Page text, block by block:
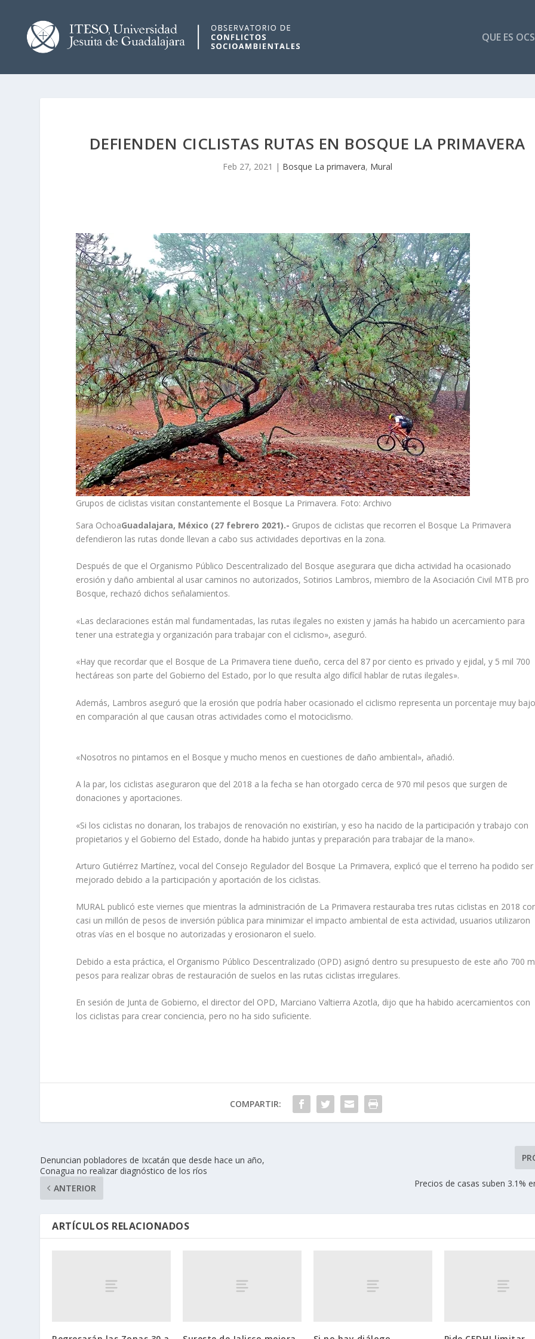
QUE ES
DEFIENDEN CICLISTAS RUTAS EN BOSQUE LA PRIMAVERA
Feb 27, 2021 | Bosque La primavera, Mural
Grupos de ciclistas visitan constantemente el Bosque La Primavera. Foto: Archivo
Sara OchoaGuadalajara, México (27 febrero 2021).- Grupos de ciclistas que recorren el Bosque La Primavera
defendieron las rutas donde llevan a cabo sus actividades deportivas en la zona.
Después de que el Organismo Público Descentralizado del Bosque asegurara que dicha actividad ha ocasionado
erosión y daño ambiental al usar caminos no autorizados, Sotirios Lambros, miembro de la Asociación Civil MTB pro
Bosque, rechazó dichos señalamientos.
«Las declaraciones están mal fundamentadas, las rutas ilegales no existen y jamás ha habido un acercamiento para
tener una estrategia y organización para trabajar con el ciclismo», aseguró.
«Hay que recordar que el Bosque de La Primavera tiene dueño, cerca del 87 por ciento es privado y ejidal, y 5 mil 700
hectáreas son parte del Gobierno del Estado, por lo que resulta algo difícil hablar de rutas ilegales».
Además, Lambros aseguró que la erosión que podría haber ocasionado el ciclismo representa un porcentaje muy
en comparación al que causan otras actividades como el motociclismo.
«Nosotros no pintamos en el Bosque y mucho menos en cuestiones de daño ambiental», añadió.
A la par, los ciclistas aseguraron que del 2018 a la fecha se han otorgado cerca de 970 mil pesos que surgen de
donaciones y aportaciones.
«Si los ciclistas no donaran, los trabajos de renovación no existirían, y eso ha nacido de la participación y trabajo con
propietarios y el Gobierno del Estado, donde ha habido juntas y preparación para trabajar de la mano».
Arturo Gutiérrez Martínez, vocal del Consejo Regulador del Bosque La Primavera, explicó que el terreno ha podido ser
mejorado debido a la participación y aportación de los ciclistas.
MURAL publicó este viernes que mientras la administración de La Primavera restauraba tres rutas ciclistas en 2018
casi un millón de pesos de inversión pública para minimizar el impacto ambiental de esta actividad, usuarios utilizaron
otras vías en el bosque no autorizadas y erosionaron el suelo.
Debido a esta práctica, el Organismo Público Descentralizado (OPD) asignó dentro su presupuesto de este año 700
pesos para realizar obras de restauración de suelos en las rutas ciclistas irregulares.
En sesión de Junta de Gobierno, el director del OPD, Marciano Valtierra Azotla, dijo que ha habido acercamientos con
los ciclistas para crear conciencia, pero no ha sido suficiente.
COMPARTIR:
Denuncian pobladores de Ixcatán que desde hace un año,
Conagua no realizar diagnóstico de los ríos
ANTERIOR
Precios de casas suben 3.1%
ARTÍCULOS RELACIONADOS